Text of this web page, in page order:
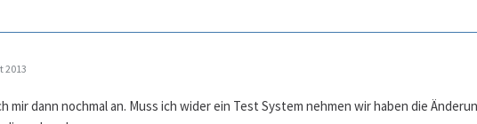
2013
mir dann nochmal an. Muss ich wider ein Test System nehmen wir haben die